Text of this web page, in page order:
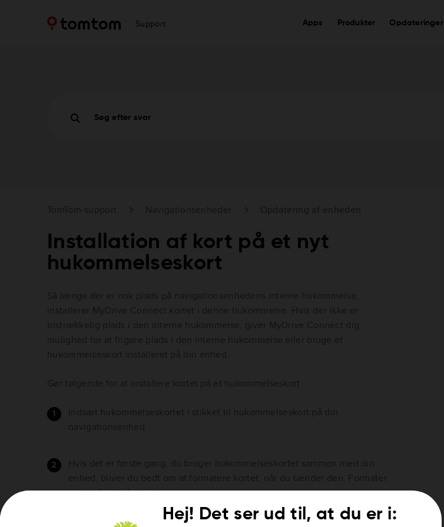
Support Apps Produkter Opdateringer
Søg efter svar
Installation af kort på et nyt
hukommelseskort
kortet, før du fortsætter.
Hvis du har en enhed fra 2013 eller senere, bliver du muligvis
tilbudt to metoder til at formatere dit hukommelseskort. Du kan enten vælge
Hej! Det ser ud til, at du er i: